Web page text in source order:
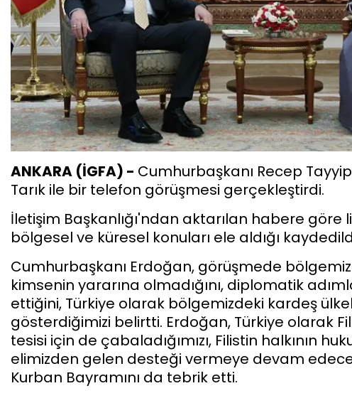
ANKARA (İGFA) - Cumhurbaşkanı Recep
Tarık ile bir telefon görüşmesi gerçekleştirdi.
İletişim Başkanlığı'ndan aktarılan habere göre
bölgesel ve küresel konuları ele aldığı
Cumhurbaşkanı Erdoğan, görüşmede
kimsenin yararına olmadığını, diplomatik
ettiğini, Türkiye olarak bölgemizdeki kardeş
gösterdiğimizi belirtti. Erdoğan, Türkiye olarak
tesisi için de çabaladığımızı, Filistin halkının
elimizden gelen desteği vermeye devam
Kurban Bayramını da tebrik etti.